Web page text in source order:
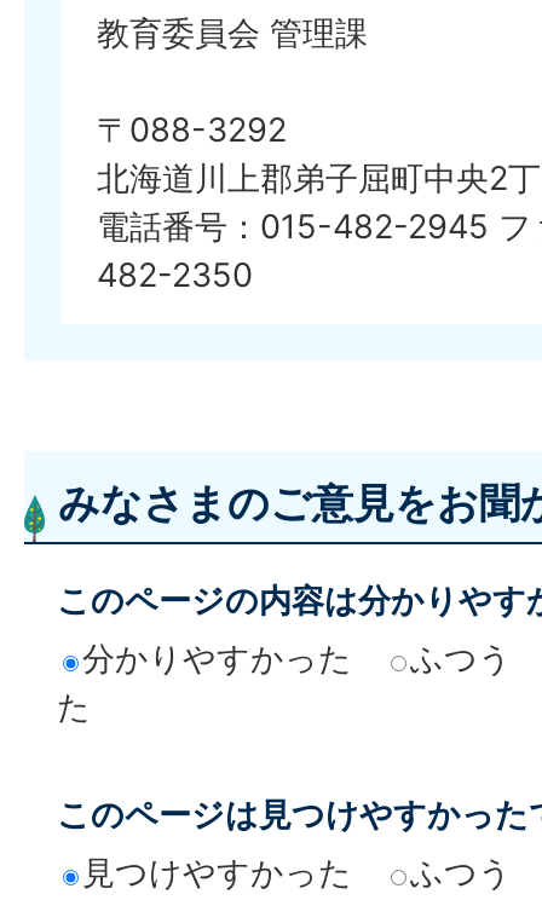
教育委員会 管理課
〒088-3292
北海道川上郡弟子屈町中央2
電話番号：015-482-2945
482-2350
みなさまのご意見をお聞
このページの内容は分かりやす
分かりやすかった
ふつう
た
このページは見つけやすかった
見つけやすかった
ふつう